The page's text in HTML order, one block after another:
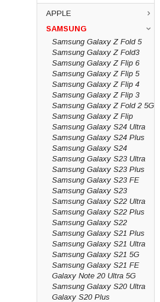
APPLE
SAMSUNG
Samsung Galaxy Z Fold 5
Samsung Galaxy Z Fold3
Samsung Galaxy Z Flip 6
Samsung Galaxy Z Flip 5
Samsung Galaxy Z Flip 4
Samsung Galaxy Z Flip 3
Samsung Galaxy Z Fold 2 5G
Samsung Galaxy Z Flip
Samsung Galaxy S24 Ultra
Samsung Galaxy S24 Plus
Samsung Galaxy S24
Samsung Galaxy S23 Ultra
Samsung Galaxy S23 Plus
Samsung Galaxy S23 FE
Samsung Galaxy S23
Samsung Galaxy S22 Ultra
Samsung Galaxy S22 Plus
Samsung Galaxy S22
Samsung Galaxy S21 Plus
Samsung Galaxy S21 Ultra
Samsung Galaxy S21 5G
Samsung Galaxy S21 FE
Galaxy Note 20 Ultra 5G
Samsung Galaxy S20 Ultra
Galaxy S20 Plus